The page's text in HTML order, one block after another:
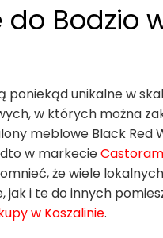
Bodzio
unikalne w
w których można
meblowe Black Red
w markecie
że wiele
jak i te do innych
w Koszalinie.